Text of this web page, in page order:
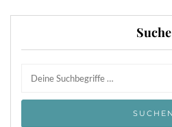
Suche